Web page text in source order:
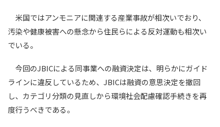
米国ではアンモニアに関連する産業事故が相次いでおり、
汚染や健康被害への懸念から住民らによる反対運動も相次い
でいる。
今回のJBICによる同事業への融資決定は、明らかにガイド
ラインに違反しているため、JBICは融資の意思決定を撤回
し、カテゴリ分類の見直しから環境社会配慮確認手続きを再
度行うべきである。